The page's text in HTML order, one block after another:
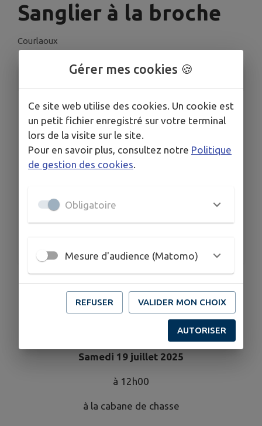
Sanglier à la broche
Courlaoux
LIEU
Sanglier à la broche
DATE
Le sam. 19 juil.
HORAIRES
TARIFS
25 €
L'ACCA de Courlaoux
organise un
Sanglier à la broche
Samedi 19 juillet 2025
à 12h00
à la cabane de chasse
Gérer mes cookies 🍪
Ce site web utilise des cookies. Un cookie est
un petit fichier enregistré sur votre terminal
lors de la visite sur le site.
Pour en savoir plus, consultez notre Politique
de gestion des cookies.
Obligatoire
Mesure d'audience (Matomo)
REFUSER VALIDER MON CHOIX
AUTORISER